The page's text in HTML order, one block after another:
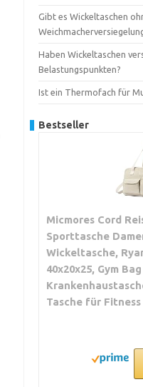
Gibt es Wickeltaschen
Haben Wickeltaschen
Belastungspunkten?
Ist ein Thermofach für
Bestseller
Micmores Cord
Sporttasche
Wickeltasche,
40x20x25, Gym
Tasche für Fitness